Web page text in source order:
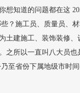
想知道的问题都在这
？施工员、质量员、
土建施工、装饰装修
之所以一直叫八大员
至省份下属地级市时